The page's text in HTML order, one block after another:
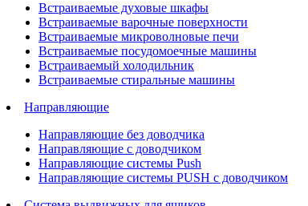
Встраиваемые духовые шкафы
Встраиваемые варочные поверхности
Встраиваемые микроволновые печи
Встраиваемые посудомоечные машины
Встраиваемый холодильник
Встраиваемые стиральные машины
Направляющие
Направляющие без доводчика
Направляющие с доводчиком
Направляющие системы Push
Направляющие системы PUSH с доводчиком